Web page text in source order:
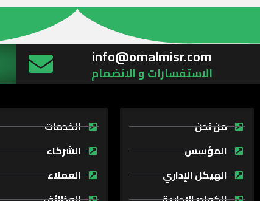
info@omalmisr.com
الاستفسارات و الانضمام
من نحن
المؤسس
الهيكل الإداري
الخدمات
الشركاء
العملاء